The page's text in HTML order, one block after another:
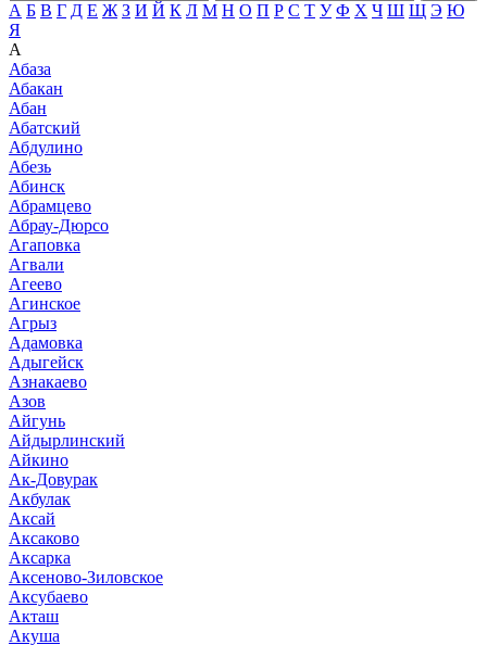
А Б В Г Д Е Ж З И Й К Л М Н О П Р С Т У Ф Х Ч Ш Щ Э Ю
Я
А
Абаза
Абакан
Абан
Абатский
Абдулино
Абезь
Абинск
Абрамцево
Абрау-Дюрсо
Агаповка
Агвали
Агеево
Агинское
Агрыз
Адамовка
Адыгейск
Азнакаево
Азов
Айгунь
Айдырлинский
Айкино
Ак-Довурак
Акбулак
Аксай
Аксаково
Аксарка
Аксеново-Зиловское
Аксубаево
Акташ
Акуша